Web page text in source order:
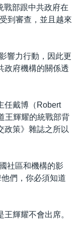
戰部跟中共政府在
到審查，並且越來
響力行動，因此更
政府機構的關係透
任戴博（Robert
王輝耀的統戰部背
政策》雜誌之所以
社區和機構的影
們，你必須知道
輝耀不會出席。